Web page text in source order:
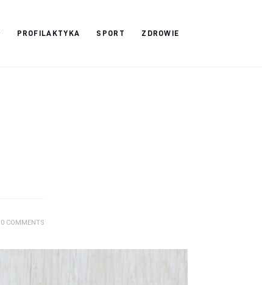
PROFILAKTYKA SPORT ZDROWIE
0 COMMENTS